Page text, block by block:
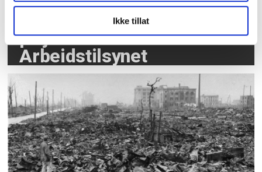
Ikke tillat
Over 1200 voldshendelser
på jobb varslet til
Arbeidstilsynet